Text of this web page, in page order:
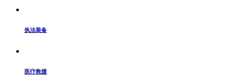
执法装备
医疗救援